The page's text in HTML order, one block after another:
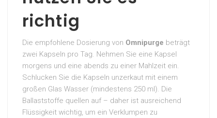
richtig
Die empfohlene Dosierung von Omnipurge beträgt
zwei Kapseln pro Tag. Nehmen Sie eine Kapsel
morgens und eine abends zu einer Mahlzeit ein.
Schlucken Sie die Kapseln unzerkaut mit einem
großen Glas Wasser (mindestens 250 ml). Die
Ballaststoffe quellen auf – daher ist ausreichend
Flüssigkeit wichtig, um ein Verklumpen zu